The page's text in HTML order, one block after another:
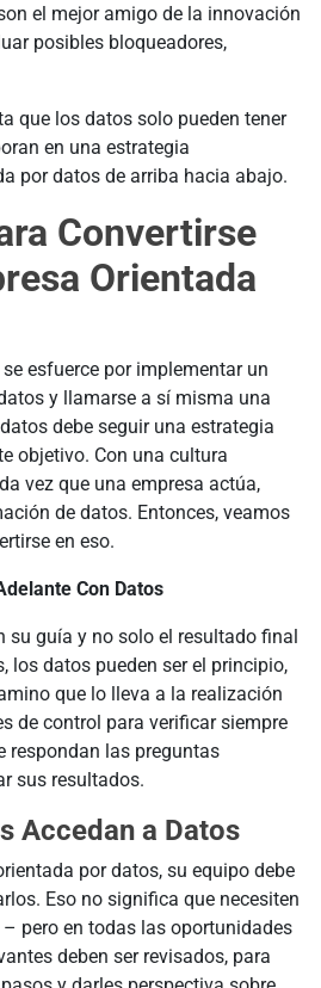
el mejor amigo de la innovación
posibles bloqueadores,
que los datos solo pueden tener
en una estrategia
por datos de arriba hacia abajo.
Convertirse
Orientada
esfuerce por implementar un
y llamarse a sí misma una
debe seguir una estrategia
objetivo. Con una cultura
vez que una empresa actúa,
de datos. Entonces, veamos
en eso.
Con Datos
su guía y no solo el resultado final
los datos pueden ser el principio,
que lo lleva a la realización
de control para verificar siempre
respondan las preguntas
sus resultados.
Accedan a Datos
por datos, su equipo debe
Eso no significa que necesiten
pero en todas las oportunidades
deben ser revisados, para